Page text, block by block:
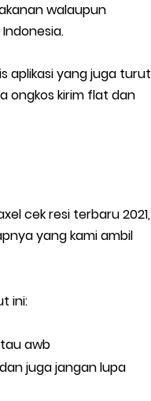
walaupun
aplikasi yang juga turut
ongkos kirim flat dan
cek resi terbaru 2021,
yang kami ambil
ini:
awb
juga jangan lupa